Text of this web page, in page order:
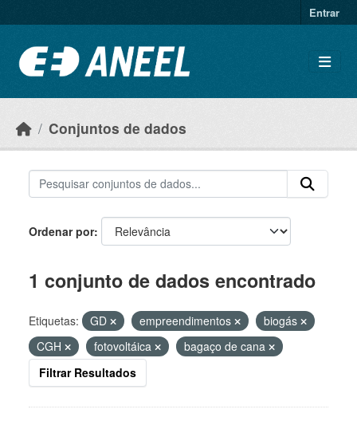
Entrar
Conjuntos de dados
Ordenar por
1 conjunto de dados encontrado
Etiquetas: GD empreendimentos
biogás
CGH
fotovoltáica
bagaço de cana
Filtrar Resultados